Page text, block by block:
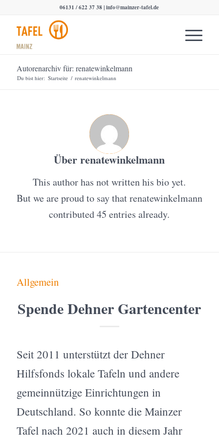
06131 / 622 37 38 |info@mainzer-tafel.de
Autorenarchiv für: renatewinkelmann
Du bist hier: Startseite / renatewinkelmann
Überrenatewinkelmann
This author has not written his bio yet.
But we are proud to say thatrenatewinkelmann
contributed 45 entries already.
Allgemein
Spende Dehner Gartencenter
Seit 2011 unterstützt der Dehner
Hilfsfonds lokale Tafeln und andere
gemeinnützige Einrichtungen in
Deutschland. So konnte die Mainzer
Tafel nach 2021 auch in diesem Jahr